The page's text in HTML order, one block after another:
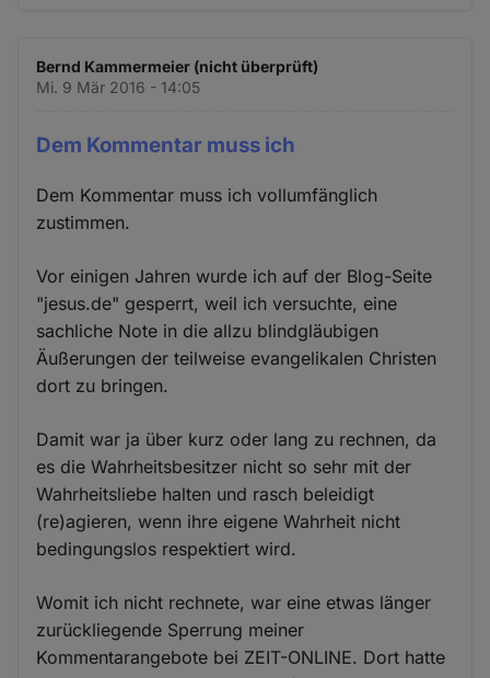
Bernd Kammermeier (nicht überprüft)
Mi. 9 Mär 2016 - 14:05
Dem Kommentar muss ich
Dem Kommentar muss ich vollumfänglich
zustimmen.
Vor einigen Jahren wurde ich auf der Blog-Seite
"jesus.de" gesperrt, weil ich versuchte, eine
sachliche Note in die allzu blindgläubigen
Äußerungen der teilweise evangelikalen Christen
dort zu bringen.
Damit war ja über kurz oder lang zu rechnen, da
es die Wahrheitsbesitzer nicht so sehr mit der
Wahrheitsliebe halten und rasch beleidigt
(re)agieren, wenn ihre eigene Wahrheit nicht
bedingungslos respektiert wird.
Womit ich nicht rechnete, war eine etwas länger
zurückliegende Sperrung meiner
Kommentarangebote bei ZEIT-ONLINE. Dort hatte